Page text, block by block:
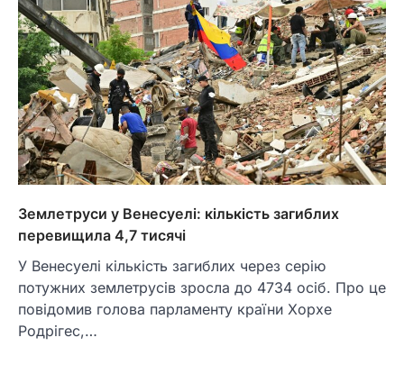
Землетруси у Венесуелі: кількість загиблих
перевищила 4,7 тисячі
У Венесуелі кількість загиблих через серію
потужних землетрусів зросла до 4734 осіб. Про це
повідомив голова парламенту країни Хорхе
Родрігес,…